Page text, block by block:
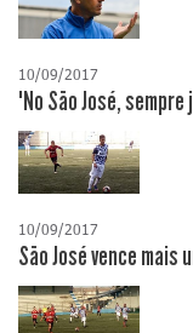
10/09/2017
"No São José,
10/09/2017
São José vence mais